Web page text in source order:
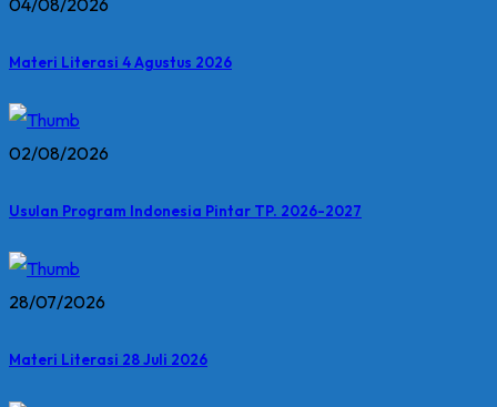
Materi Literasi 4 Agustus 2026
02/08/2026
Usulan Program Indonesia Pintar TP. 2026-2027
28/07/2026
Materi Literasi 28 Juli 2026